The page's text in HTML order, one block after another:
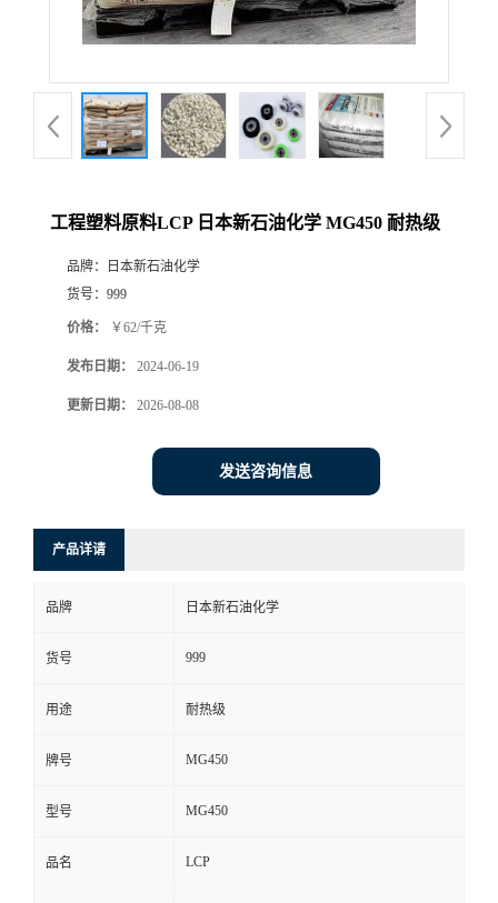
工程塑料原料LCP 日本新石油化学 MG450 耐热级
品牌：
日本新石油化学
货号： 999
价格： ￥62/千克
发布日期： 2024-06-19
更新日期： 2026-08-08
发送咨询信息
产品详请
品牌 日本新石油化学
货号 999
用途 耐热级
牌号 MG450
型号 MG450
品名 LCP